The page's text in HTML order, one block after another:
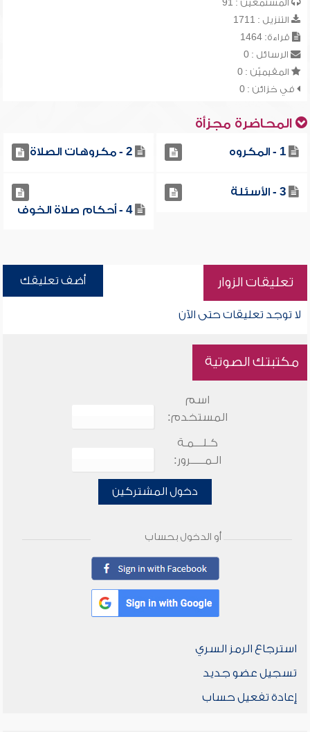
المستمعين : 91
التنزيل : 1711
قراءة: 1464
الرسائل : 0
المقيميّن : 0
في خزائن : 0
المحاضرة مجزأة
1 - المكروه 2 - مكروهات الصلاة
3 - الأسئلة
4 - أحكام صلاة الخوف
تعليقات الزوار أضف تعليقك
لا توجد تعليقات حتى الآن
مكتبتك الصوتية
اسم
المستخدم:
كـلـــمـة
الـمـــــرور:
دخول المشتركين
أو الدخول بحساب
استرجاع الرمز السري
تسجيل عضو جديد
إعادة تفعيل حساب